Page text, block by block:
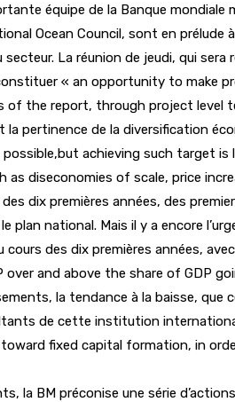
équipe de la Banque mondiale
Ocean Council, sont en
La réunion de jeudi, qui
« an opportunity to make
the report, through project level
pertinence de la diversification
achieving such target
as diseconomies of scale, price
dix premières années, des
plan national. Mais il y a encore
des dix premières années,
and above the share of GDP
la tendance à la baisse,
de cette institution
fixed capital formation, in
la BM préconise une série